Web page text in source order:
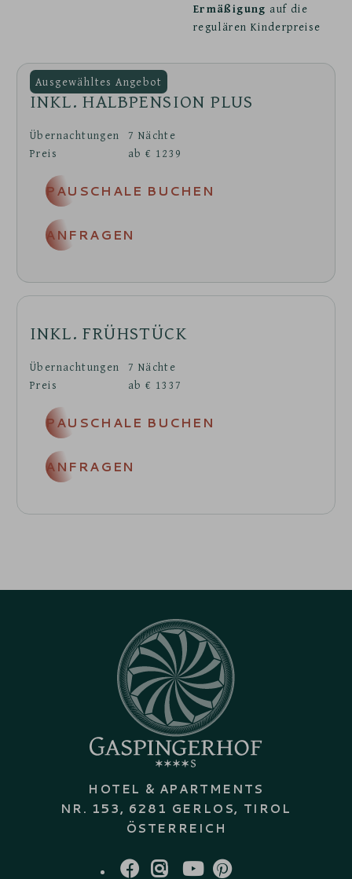
Ermäßigung auf die
regulären Kinderpreise
INKL. HALBPENSION PLUS
Übernachtungen 7 Nächte
Preis
ab€ 1239
PAUSCHALE BUCHEN
ANFRAGEN
INKL. FRÜHSTÜCK
Übernachtungen 7 Nächte
Preis
ab€ 1337
PAUSCHALE BUCHEN
ANFRAGEN
HOTEL & APARTMENTS
NR. 153, 6281 GERLOS, TIROL
ÖSTERREICH